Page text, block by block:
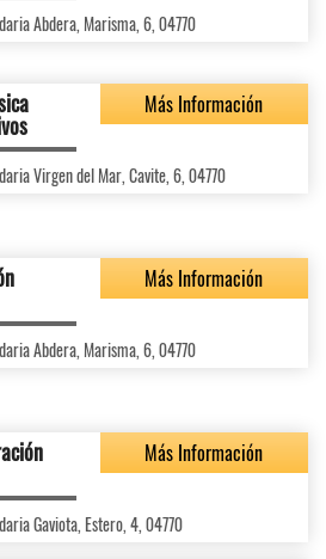
Abdera, Marisma, 6, 04770
Más Información
Virgen del Mar, Cavite, 6, 04770
Más Información
Abdera, Marisma, 6, 04770
Más Información
Gaviota, Estero, 4, 04770